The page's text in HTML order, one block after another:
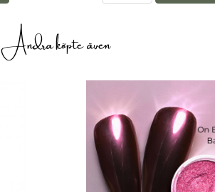
Andra köpte även